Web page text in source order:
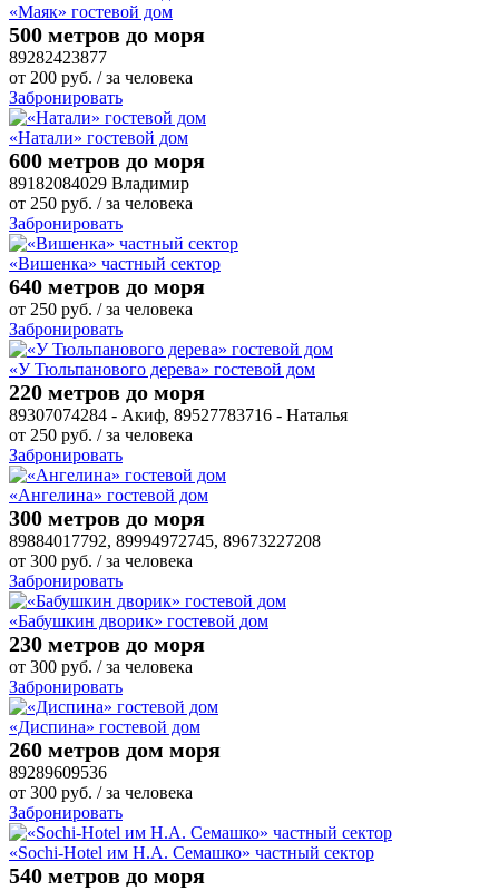
«Маяк» гостевой дом
500 метров до моря
89282423877
от 200 руб. / за человека
Забронировать
«Натали» гостевой дом
600 метров до моря
89182084029 Владимир
от 250 руб. / за человека
Забронировать
«Вишенка» частный сектор
640 метров до моря
от 250 руб. / за человека
Забронировать
«У Тюльпанового дерева» гостевой дом
220 метров до моря
89307074284 - Акиф, 89527783716 - Наталья
от 250 руб. / за человека
Забронировать
«Ангелина» гостевой дом
300 метров до моря
89884017792, 89994972745, 89673227208
от 300 руб. / за человека
Забронировать
«Бабушкин дворик» гостевой дом
230 метров до моря
от 300 руб. / за человека
Забронировать
«Диспина» гостевой дом
260 метров дом моря
89289609536
от 300 руб. / за человека
Забронировать
«Sochi-Hotel им Н.А. Семашко» частный сектор
540 метров до моря